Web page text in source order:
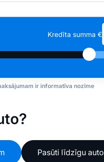
Kredīta summa €
ir informatīva nozīme
Pasūti līdzīgu auto